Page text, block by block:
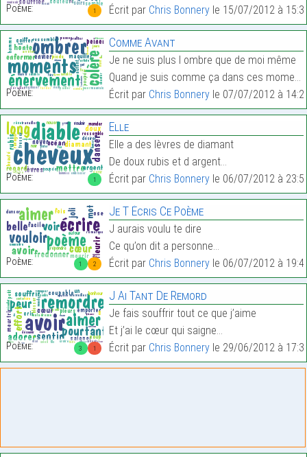
1
Poème:
Écrit par Chris Bonneryle 15/07/2012 à
Poème:
Comme Avant
Je ne suis plus l ombre que de moi même
Quand je suis comme ça dans ces moments…
Écrit par Chris Bonneryle 07/07/2012 à
1
Poème:
Elle
Elle a des lèvres de diamant
De doux rubis et d argent…
Écrit par Chris Bonneryle 06/07/2012 à
1 2
Poème:
Je T Écris Ce Poème
J aurais voulu te dire
Ce qu’on dit a personne…
Écrit par Chris Bonneryle 06/07/2012 à
3 1
Poème:
J Ai Tant De Remord
Je fais souffrir tout ce que j’aime
Et j’ai le cœur qui saigne…
Écrit par Chris Bonneryle 29/06/2012 à